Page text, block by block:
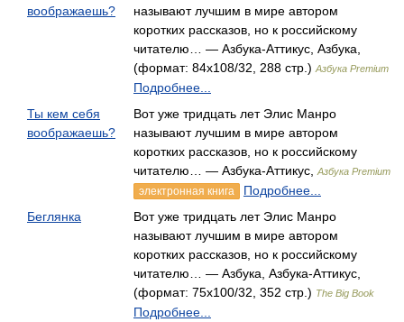
воображаешь?
называют лучшим в мире автором
коротких рассказов, но к российскому
читателю… — Азбука-Аттикус, Азбука,
(формат: 84x108/32, 288 стр.) Азбука Premium
Подробнее...
Ты кем себя
воображаешь?
Вот уже тридцать лет Элис Манро
называют лучшим в мире автором
коротких рассказов, но к российскому
читателю… — Азбука-Аттикус,
Азбука Premium
электронная книга
Подробнее...
Беглянка
Вот уже тридцать лет Элис Манро
называют лучшим в мире автором
коротких рассказов, но к российскому
читателю… — Азбука, Азбука-Аттикус,
(формат: 75x100/32, 352 стр.) The Big Book
Подробнее...